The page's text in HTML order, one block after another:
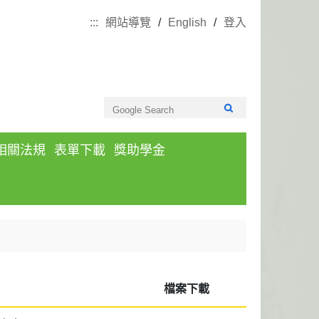
::: 網站導覽 English 登入
關法規 表單下載 獎助學金
檔案下載